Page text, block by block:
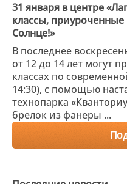
31 января в центре
классы, приуроченные
Солнце!»
В последнее
от 12 до 14 лет могут
классах по
14:30), с помощью
технопарка
брелок из фанеры ...